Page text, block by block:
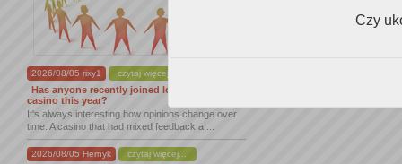
2026/08/05 rixy1 czytaj więcej...
Has anyone recently joined lordofspins
casino this year?
It's always interesting how opinions change over
time. A casino that had mixed feedback a ...
2026/08/05 Hernyk czytaj więcej...
Czy